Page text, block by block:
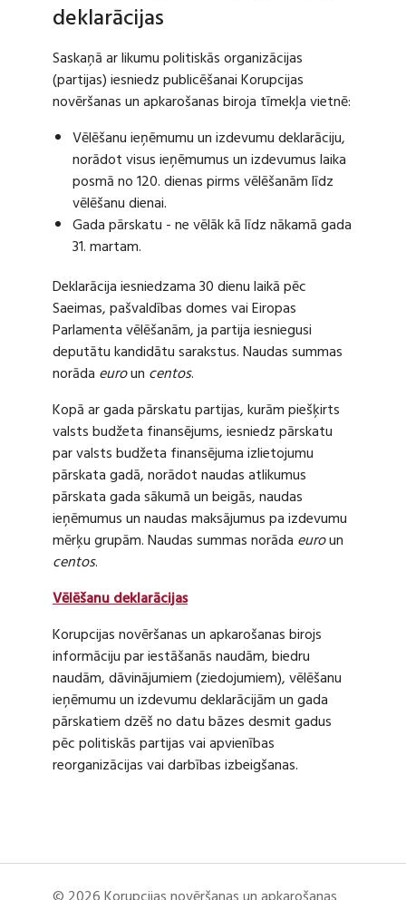
deklarācijas
Saskaņā ar likumu politiskās organizācijas
(partijas) iesniedz publicēšanai Korupcijas
novēršanas un apkarošanas biroja tīmekļa vietnē:
Vēlēšanu ieņēmumu un izdevumu deklarāciju,
norādot visus ieņēmumus un izdevumus laika
posmā no 120. dienas pirms vēlēšanām līdz
vēlēšanu dienai.
Gada pārskatu - ne vēlāk kā līdz nākamā gada
31. martam.
Deklarācija iesniedzama 30 dienu laikā pēc
Saeimas, pašvaldības domes vai Eiropas
Parlamenta vēlēšanām, ja partija iesniegusi
deputātu kandidātu sarakstus. Naudas summas
norāda euroun centos.
Kopā ar gada pārskatu partijas, kurām piešķirts
valsts budžeta finansējums, iesniedz pārskatu
par valsts budžeta finansējuma izlietojumu
pārskata gadā, norādot naudas atlikumus
pārskata gada sākumā un beigās, naudas
ieņēmumus un naudas maksājumus pa izdevumu
mērķu grupām. Naudas summas norāda euroun
centos.
Vēlēšanu deklarācijas
Korupcijas novēršanas un apkarošanas birojs
informāciju par iestāšanās naudām, biedru
naudām, dāvinājumiem (ziedojumiem), vēlēšanu
ieņēmumu un izdevumu deklarācijām un gada
pārskatiem dzēš no datu bāzes desmit gadus
pēc politiskās partijas vai apvienības
reorganizācijas vai darbības izbeigšanas.